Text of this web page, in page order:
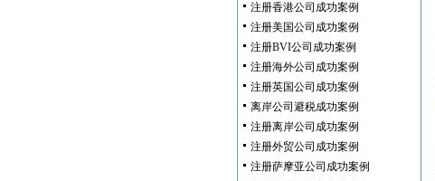
注册香港公司成功案例
注册美国公司成功案例
注册BVI公司成功案例
注册海外公司成功案例
注册英国公司成功案例
离岸公司避税成功案例
注册离岸公司成功案例
注册外贸公司成功案例
注册萨摩亚公司成功案例